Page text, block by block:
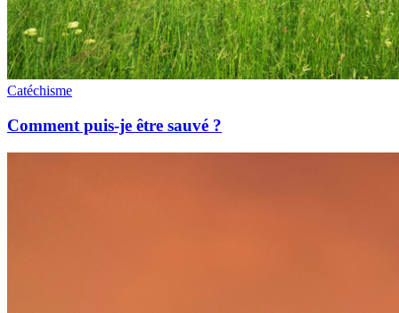
Catéchisme
Comment puis-je être sauvé ?